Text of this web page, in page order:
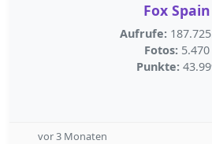
Fox Spain
Aufrufe:
Fotos: 5.470
Punkte:
vor 3 Monaten